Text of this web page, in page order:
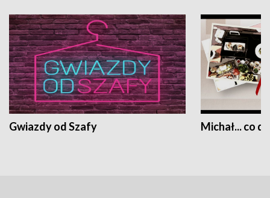
Gwiazdy od Szafy Michał... co